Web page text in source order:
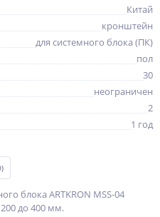
Китай
кронштейн
для системного блока (ПК)
пол
30
неограничен
2
1 год
блока ARTKRON MSS-04
до 400 мм.